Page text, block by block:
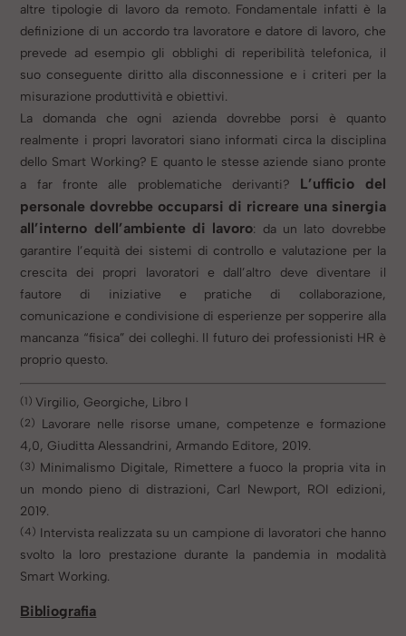
altre tipologie di lavoro da remoto. Fondamentale infatti è la
definizione di un accordo tra lavoratore e datore di lavoro, che
prevede ad esempio gli obblighi di reperibilità telefonica, il
suo conseguente diritto alla disconnessione e i criteri per la
misurazione produttività e obiettivi.
La domanda che ogni azienda dovrebbe porsi è quanto
realmente i propri lavoratori siano informati circa la disciplina
dello Smart Working? E quanto le stesse aziende siano pronte
a far fronte alle problematiche derivanti?
L’ufficio del
personale dovrebbe occuparsi di ricreare una sinergia
all’interno dell’ambiente di lavoro: da un lato dovrebbe
garantire l’equità dei sistemi di controllo e valutazione per la
crescita dei propri lavoratori e dall’altro deve diventare il
fautore di iniziative e pratiche di collaborazione,
comunicazione e condivisione di esperienze per sopperire alla
mancanza “fisica” dei colleghi. Il futuro dei professionisti HR è
proprio questo.
(1)Virgilio, Georgiche, Libro I
(2)
Lavorare nelle risorse umane, competenze e formazione
4,0, Giuditta Alessandrini, Armando Editore, 2019.
(3) Minimalismo Digitale, Rimettere a fuoco la propria vita in
un mondo pieno di distrazioni, Carl Newport, ROI edizioni,
2019.
(4) Intervista realizzata su un campione di lavoratori che hanno
svolto la loro prestazione durante la pandemia in modalità
Smart Working.
Bibliografia